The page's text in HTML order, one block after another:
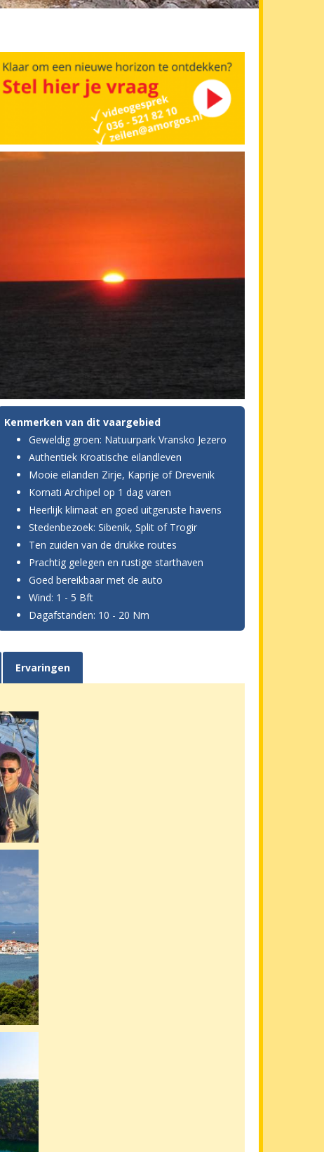
Kenmerken van dit vaargebied
Geweldig groen: Natuurpark Vransko Jezero
Authentiek Kroatische eilandleven
Mooie eilanden Zirje, Kaprije of Drevenik
Kornati Archipel op 1 dag varen
Heerlijk klimaat en goed uitgeruste havens
Stedenbezoek: Sibenik, Split of Trogir
Ten zuiden van de drukke routes
Prachtig gelegen en rustige starthaven
Goed bereikbaar met de auto
Wind: 1 - 5 Bft
Dagafstanden: 10 - 20 Nm
Ervaringen